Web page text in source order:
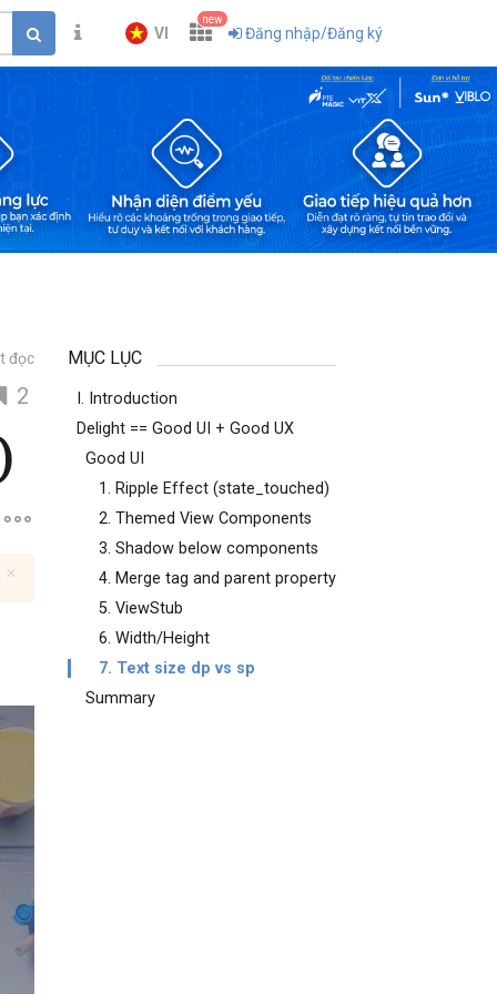
VI
new
Đăng nhập/Đăng ký
đọc
2
MỤC LỤC
I. Introduction
Delight == Good UI + Good UX
Good UI
1. Ripple Effect (state_touched)
2. Themed View Components
3. Shadow below components
4. Merge tag and parent property
5. ViewStub
6. Width/Height
7. Text size dp vs sp
Summary